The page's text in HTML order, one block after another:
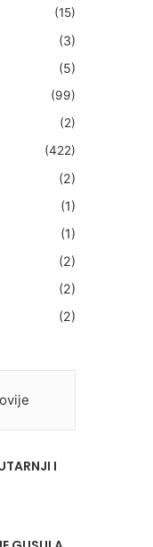
(15)
(3)
(5)
(99)
(2)
(422)
(2)
(1)
(1)
(2)
(2)
(2)
I